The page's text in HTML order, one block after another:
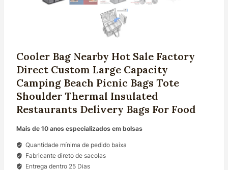
Cooler Bag Nearby Hot Sale Factory
Direct Custom Large Capacity
Camping Beach Picnic Bags Tote
Shoulder Thermal Insulated
Restaurants Delivery Bags For Food
Mais de 10 anos especializados em bolsas
Quantidade mínima de pedido baixa
Fabricante direto de sacolas
Entrega dentro 25 Dias